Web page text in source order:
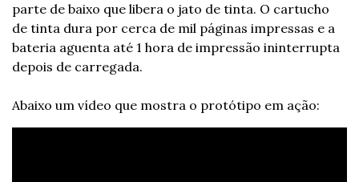
parte de baixo que libera o jato de tinta. O cartucho
de tinta dura por cerca de mil páginas impressas e a
bateria aguenta até 1 hora de impressão ininterrupta
depois de carregada.
Abaixo um vídeo que mostra o protótipo em ação: